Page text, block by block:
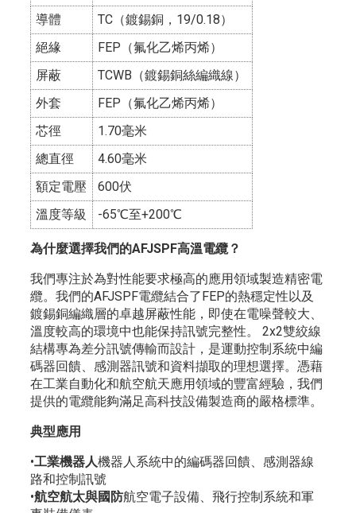
導體
TC（鍍錫銅，19/0.18）
絕緣
FEP（氟化乙烯丙烯）
屏蔽
TCWB（鍍錫銅絲編織線）
外套
FEP（氟化乙烯丙烯）
芯徑
1.70毫米
總直徑
4.60毫米
額定電壓
600伏
溫度等級
-65℃至+200℃
為什麼選擇我們的AFJSPF高溫電纜？
我們專注於為對性能要求極高的應用領域製造精密電
纜。我們的AFJSPF電纜結合了FEP的熱穩定性以及
鍍錫銅編織層的卓越屏蔽性能，即使在電噪聲較大、
溫度較高的環境中也能保持訊號完整性。 2x2雙絞線
結構專為差分訊號傳輸而設計，是運動控制系統中編
碼器回饋、感測器訊號和資料擷取的理想選擇。憑藉
在工業自動化和航空航天應用領域的豐富經驗，我們
提供的電纜能​​夠滿足高科技設備製造商的嚴格標準。
典型應用
•工業機器人機器人系統中的編碼器回饋、感測器線
路和控制訊號
•航空航太與國防航空電子設備、飛行控制系統和軍